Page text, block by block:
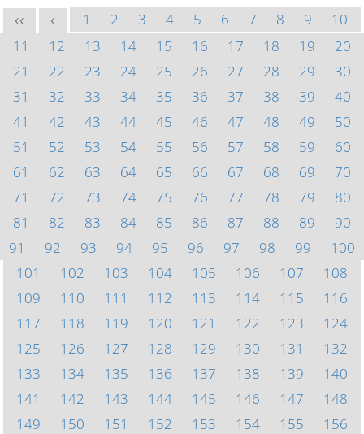
<< < 1 2 3 4 5 6 7 8 9
10
11
12 13 14 15 16 17 18 19
20
21
22 23 24 25 26 27 28 29
30
31
32 33 34 35 36 37 38 39
40
41
42 43 44 45 46 47 48 49
50
51
52 53 54 55 56 57 58 59
60
61
62 63 64 65 66 67 68 69
70
71
72 73 74 75 76 77 78 79
80
81
82 83 84 85 86 87 88 89
90
91
92 93 94 95 96 97 98 99
100
101
102 103 104 105 106 107
108
109
110 111 112 113 114 115
116
117
118 119 120 121 122 123
124
125
126 127 128 129 130 131
132
133
134 135 136 137 138 139
140
141
142 143 144 145 146 147
148
149
150 151 152 153 154 155
156